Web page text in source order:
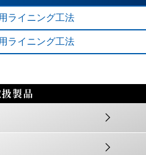
ライニング工法
ライニング工法
製品